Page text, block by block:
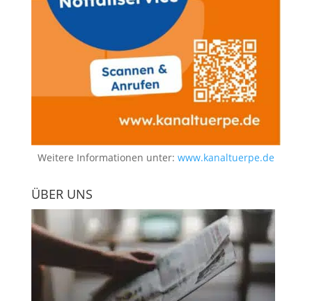
Weitere Informationen unter: www.kanaltuerpe.de
ÜBER UNS